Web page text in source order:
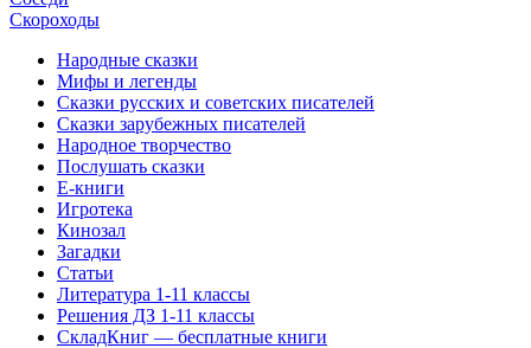
Скороходы
Народные сказки
Мифы и легенды
Сказки русских и советских писателей
Сказки зарубежных писателей
Народное творчество
Послушать сказки
Е-книги
Игротека
Кинозал
Загадки
Статьи
Литература 1-11 классы
Решения ДЗ 1-11 классы
СкладКниг — бесплатные книги